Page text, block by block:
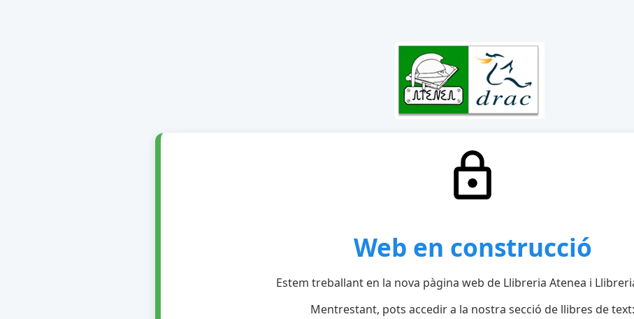
Web en construcció
Estem treballant en la nova pàgina web de Llibreria Atenea i
Mentrestant, pots accedir a la nostra secció de llibres de text: